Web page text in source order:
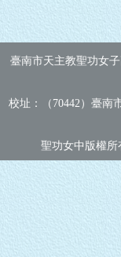
臺南市天主教聖功女
校址：（70442）臺
聖功女中版權所